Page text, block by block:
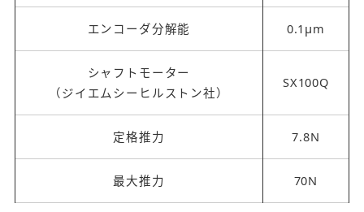
エンコーダ分解能 0.1μm
シャフトモーター
（ジイエムシーヒルストン社）
SX100Q
定格推力 7.8N
最大推力 70N